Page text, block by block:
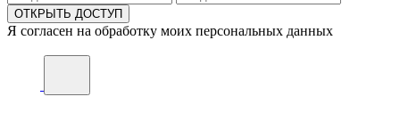
ОТКРЫТЬ ДОСТУП
Я согласен на обработку моих персональных данных